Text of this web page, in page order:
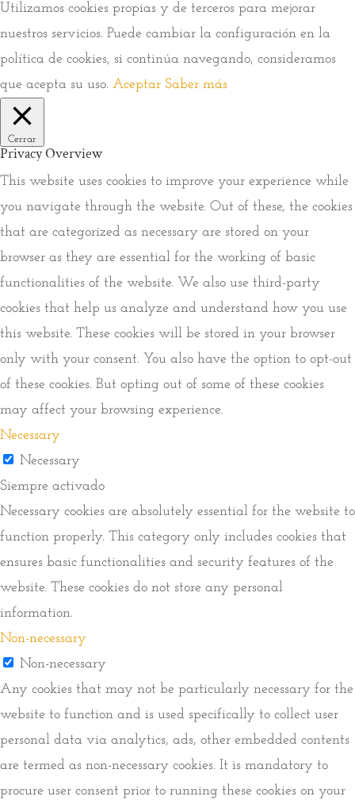
Utilizamos cookies propias y de terceros para mejorar
nuestros servicios. Puede cambiar la configuración en la
política de cookies, si continúa navegando, consideramos
que acepta su uso. Aceptar Saber más
Cerrar
Privacy Overview
This website uses cookies to improve your experience while
you navigate through the website. Out of these, the cookies
that are categorized as necessary are stored on your
browser as they are essential for the working of basic
functionalities of the website. We also use third-party
cookies that help us analyze and understand how you use
this website. These cookies will be stored in your browser
only with your consent. You also have the option to opt-out
of these cookies. But opting out of some of these cookies
may affect your browsing experience.
Necessary
Necessary
Siempre activado
Necessary cookies are absolutely essential for the website to
function properly. This category only includes cookies that
ensures basic functionalities and security features of the
website. These cookies do not store any personal
information.
Non-necessary
Non-necessary
Any cookies that may not be particularly necessary for the
website to function and is used specifically to collect user
personal data via analytics, ads, other embedded contents
are termed as non-necessary cookies. It is mandatory to
procure user consent prior to running these cookies on your